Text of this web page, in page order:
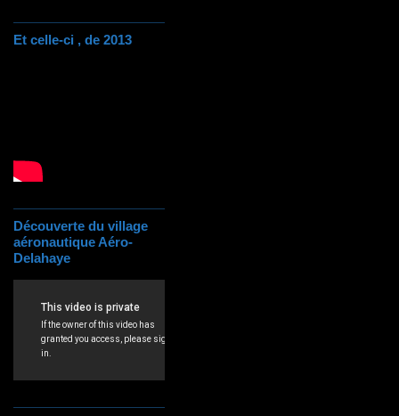
Et celle-ci , de 2013
Découverte du village
aéronautique Aéro-
Delahaye